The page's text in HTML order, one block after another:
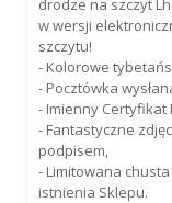
drodze na szczyt
w wersji
szczytu!
- Kolorowe
- Pocztówka
- Imienny
- Fantastyczne
podpisem,
- Limitowana
istnienia Sklepu.